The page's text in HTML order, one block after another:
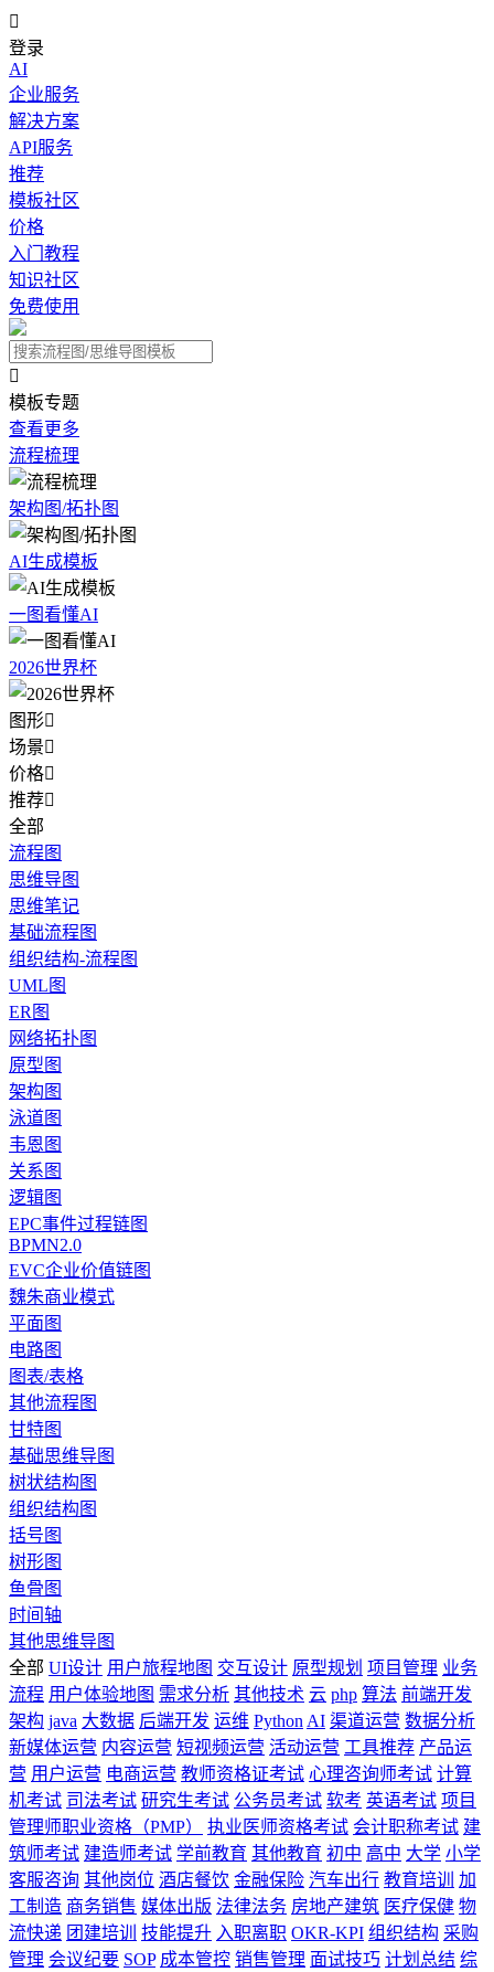

登录
AI
企业服务
解决方案
API服务
推荐
模板社区
价格
入门教程
知识社区
免费使用

模板专题
查看更多
流程梳理
架构图/拓扑图
AI生成模板
一图看懂AI
2026世界杯
图形
场景
价格
推荐
全部
流程图
思维导图
思维笔记
基础流程图
组织结构-流程图
UML图
ER图
网络拓扑图
原型图
架构图
泳道图
韦恩图
关系图
逻辑图
EPC事件过程链图
BPMN2.0
EVC企业价值链图
魏朱商业模式
平面图
电路图
图表/表格
其他流程图
甘特图
基础思维导图
树状结构图
组织结构图
括号图
树形图
鱼骨图
时间轴
其他思维导图
全部 UI设计 用户旅程地图 交互设计 原型规划 项目管理 业务
流程 用户体验地图 需求分析 其他技术 云 php 算法 前端开发
架构 java 大数据 后端开发 运维 Python AI 渠道运营 数据分析
新媒体运营 内容运营 短视频运营 活动运营 工具推荐 产品运
营 用户运营 电商运营 教师资格证考试 心理咨询师考试 计算
机考试 司法考试 研究生考试 公务员考试 软考 英语考试 项目
管理师职业资格（PMP）
执业医师资格考试 会计职称考试 建
筑师考试 建造师考试 学前教育 其他教育 初中 高中 大学 小学
客服咨询 其他岗位 酒店餐饮 金融保险 汽车出行 教育培训
加
工制造 商务销售 媒体出版 法律法务 房地产建筑 医疗保健 物
流快递 团建培训 技能提升 入职离职 OKR-KPI 组织结构 采购
管理 会议纪要 SOP 成本管控 销售管理 面试技巧 计划总结 综